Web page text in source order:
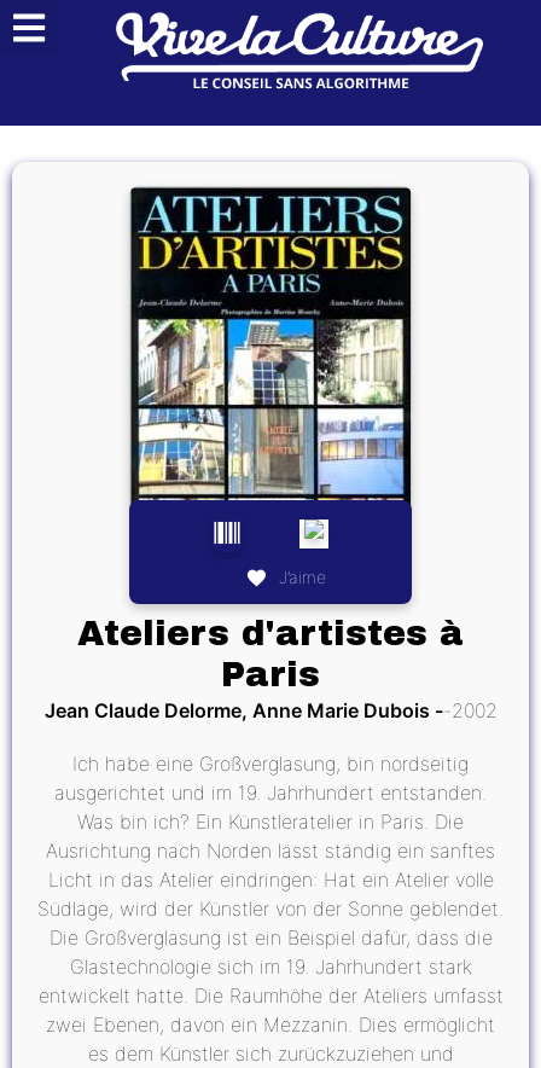
J’aime
Ateliers d'artistes à
Paris
Jean Claude Delorme, Anne Marie Dubois 2002
Ich habe eine Großverglasung, bin nordseitig
ausgerichtet und im 19. Jahrhundert entstanden.
Was bin ich? Ein Künstleratelier in Paris. Die
Ausrichtung nach Norden lässt ständig ein sanftes
Licht in das Atelier eindringen: Hat ein Atelier volle
Südlage, wird der Künstler von der Sonne geblendet.
Die Großverglasung ist ein Beispiel dafür, dass die
Glastechnologie sich im 19. Jahrhundert stark
entwickelt hatte. Die Raumhöhe der Ateliers umfasst
zwei Ebenen, davon ein Mezzanin. Dies ermöglicht
es dem Künstler sich zurückzuziehen und